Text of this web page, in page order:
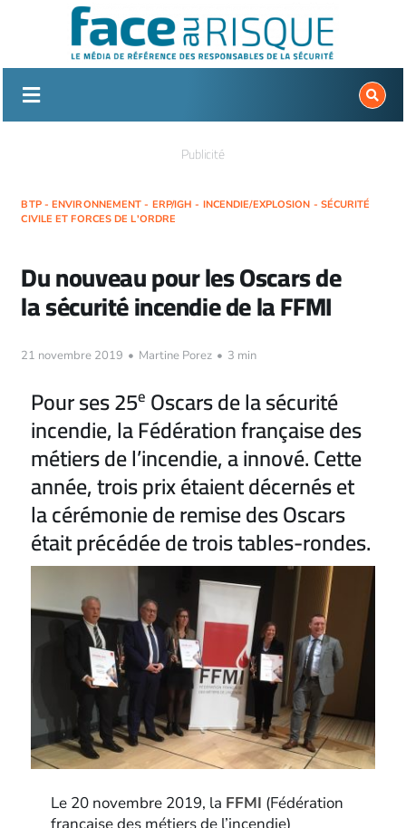
Publicité
BTP - ENVIRONNEMENT - ERP/IGH - INCENDIE/EXPLOSION - SÉCURITÉ
CIVILE ET FORCES DE L'ORDRE
Du nouveau pour les Oscars de
la sécurité incendie de la FFMI
21 novembre 2019 • Martine Porez • 3 min
Pour ses 25e Oscars de la sécurité
incendie, la Fédération française des
métiers de l’incendie, a innové. Cette
année, trois prix étaient décernés et
la cérémonie de remise des Oscars
était précédée de trois tables-rondes.
Le 20 novembre 2019, la FFMI (Fédération
française des métiers de l’incendie)